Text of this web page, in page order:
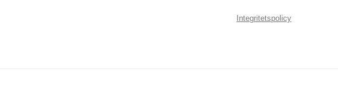
Integritetspolicy